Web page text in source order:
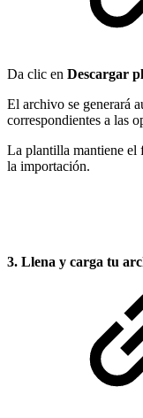
Da clic en Descargar
El archivo se generará
correspondientes a las
La plantilla mantiene el
la importación.
3. Llena y carga tu